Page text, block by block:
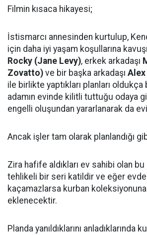
Filmin kısaca hikayesi;
İstismarcı annesinden kurtulup,
için daha iyi yaşam koşullarına
Rocky (Jane Levy), erkek arkadaşı
Zovatto) ve bir başka arkadaşı
ile birlikte yaptıkları planları
adamın evinde kilitli tuttuğu odaya
engelli oluşundan yararlanarak da
Ancak işler tam olarak planlandığı
Zira hafife aldıkları ev sahibi olan
tehlikeli bir seri katildir ve eğer
kaçamazlarsa kurban
eklenecektir.
Planda yanıldıklarını anladıklarında